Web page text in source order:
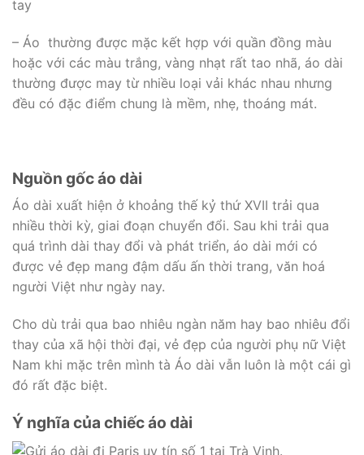
tay
– Áo thường được mặc kết hợp với quần đồng màu
hoặc với các màu trắng, vàng nhạt rất tao nhã, áo dài
thường được may từ nhiều loại vải khác nhau nhưng
đều có đặc điểm chung là mềm, nhẹ, thoáng mát.
Nguồn gốc áo dài
Áo dài xuất hiện ở khoảng thế kỷ thứ XVII trải qua
nhiều thời kỳ, giai đoạn chuyển đổi. Sau khi trải qua
quá trình dài thay đổi và phát triển, áo dài mới có
được vẻ đẹp mang đậm dấu ấn thời trang, văn hoá
người Việt như ngày nay.
Cho dù trải qua bao nhiêu ngàn năm hay bao nhiêu đổi
thay của xã hội thời đại, vẻ đẹp của người phụ nữ Việt
Nam khi mặc trên mình tà Áo dài vẫn luôn là một cái gì
đó rất đặc biệt.
Ý nghĩa của chiếc áo dài